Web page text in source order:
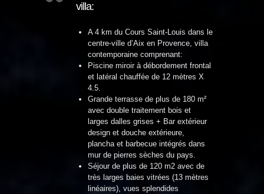
villa:
A 4 km du Cours Saint-Louis dans le
centre-ville d’Aix en Provence, villa
contemporaine comprenant:
Piscine miroir à débordement frontal
et latéral chauffée de 12 mètres X
4.5.
Grande terrasse de plus de 180 m²
avec double traitement bois et
larges dalles grises + Bar extérieur
design et douche extérieure,
plancha et barbecue intégrés dans
mur de pierres sèches du pays.
Séjour de plus de 120 m2 avec de
très larges baies vitrées (13 mètres
linéaires), vues splendides